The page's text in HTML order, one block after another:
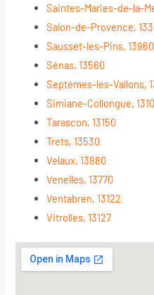
Saintes-Maries-de-la-
Salon-de-Provence,
Sausset-les-Pins, 13960
Sénas, 13560
Septèmes-les-Vallons,
Simiane-Collongue,
Tarascon, 13150
Trets, 13530
Velaux, 13880
Venelles, 13770
Ventabren, 13122
Vitrolles, 13127